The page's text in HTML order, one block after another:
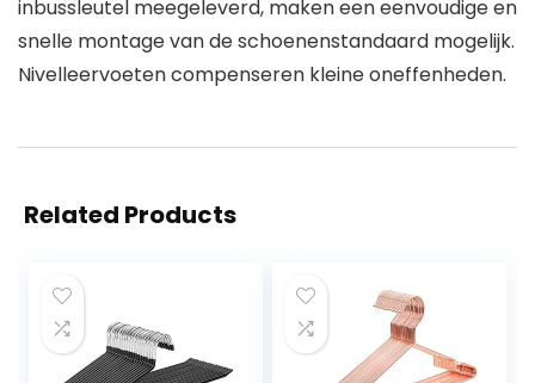
inbussleutel meegeleverd, maken een eenvoudige en
snelle montage van de schoenenstandaard mogelijk.
Nivelleervoeten compenseren kleine oneffenheden.
Related Products